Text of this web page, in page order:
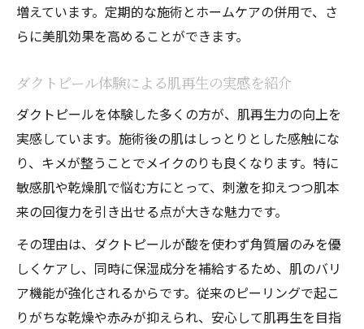
増えています。定期的な施術とホームケアの併用で、さ
らに美肌効果を高めることができます。
ダクトピール体験による肌再生の実感を紹介
ダクトピールを体験した多くの方が、肌再生力の向上を
実感しています。施術後の肌はしっとりとした感触にな
り、キメが整うことでメイクのりも良くなります。特に
敏感肌や乾燥肌で悩む方にとって、刺激を抑えつつ肌本
来の回復力を引き出せる点が大きな魅力です。
その理由は、ダクトピールが酸を使わず角質層のみを優
しくケアし、同時に保湿成分を補給するため、肌のバリ
ア機能が強化されるからです。従来のピーリングで起こ
りがちな乾燥や赤みが抑えられ、安心して肌再生を目指